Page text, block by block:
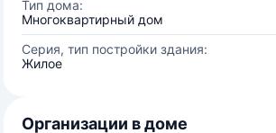
Тип дома:
Многоквартирный дом
Серия, тип постройки здания:
Жилое
Организации в доме